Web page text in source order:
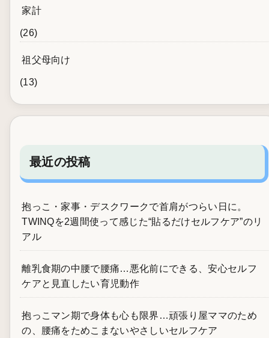
家計
(26)
祖父母向け
(13)
最近の投稿
抱っこ・家事・デスクワークで首肩がつらい日に。
TWINQを2週間使って感じた“貼るだけセルフケア”のリ
アル
離乳食期の中腰で腰痛…悪化前にできる、安心セルフ
ケアと見直したい育児動作
抱っこマン期で身体も心も限界…頑張り屋ママのため
の、腰痛をためこまないやさしいセルフケア